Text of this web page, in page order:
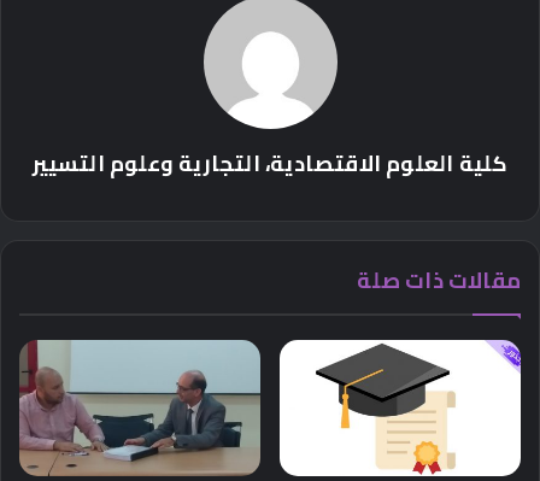
كلية العلوم الاقتصادية، التجارية وعلوم التسيير
مقالات ذات صلة